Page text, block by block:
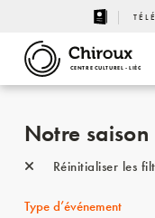
CENTRE CULTUREL - LIÈGE
Notre saison
Réinitialiser les
Type d’événement